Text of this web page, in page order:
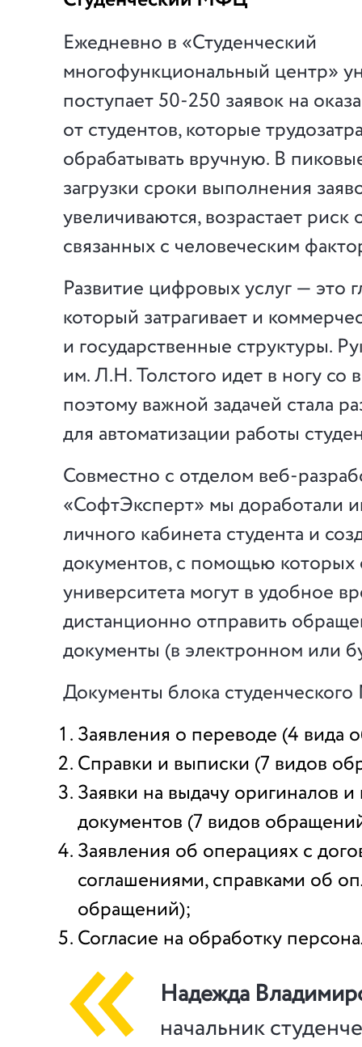
Ежедневно в «Студенческий
многофункциональный центр»
поступает 50-250 заявок на
от студентов, которые
обрабатывать вручную. В
загрузки сроки выполнения
увеличиваются, возрастает
связанных с человеческим
Развитие цифровых услуг — это
который затрагивает и
и государственные структуры.
им. Л.Н. Толстого идет в ногу со
поэтому важной задачей стала
для автоматизации работы
Совместно с отделом веб-
«СофтЭксперт» мы доработали
личного кабинета студента и
документов, с помощью
университета могут в удобное
дистанционно отправить
документы (в электронном или
Документы блока
Заявления о переводе (4 вида
Справки и выписки (7 видов
Заявки на выдачу оригиналов
документов (7 видов
Заявления об операциях с
соглашениями, справками об
обращений);
Согласие на обработку
Надежда
начальник